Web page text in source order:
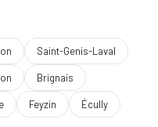
Saint-Genis-Laval
Brignais
Feyzin Écully